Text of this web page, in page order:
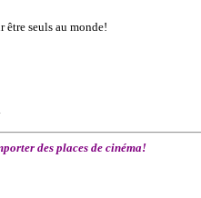
seuls au monde!
des places de cinéma!